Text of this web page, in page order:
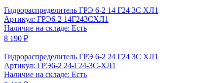
Гидрораспределитель ГРЭ 6-2 14 Г24 3С ХЛ1
Артикул: ГРЭ6-2 14Г243СХЛ1
Наличие на складе: Есть
8 190 ₽
Гидрораспределитель ГРЭ 6-2 24 Г24 3С ХЛ1
Артикул: ГРЭ6-2 24-Г24-3С-ХЛ1
Наличие на складе: Есть